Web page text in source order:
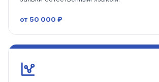
от 50 000 ₽